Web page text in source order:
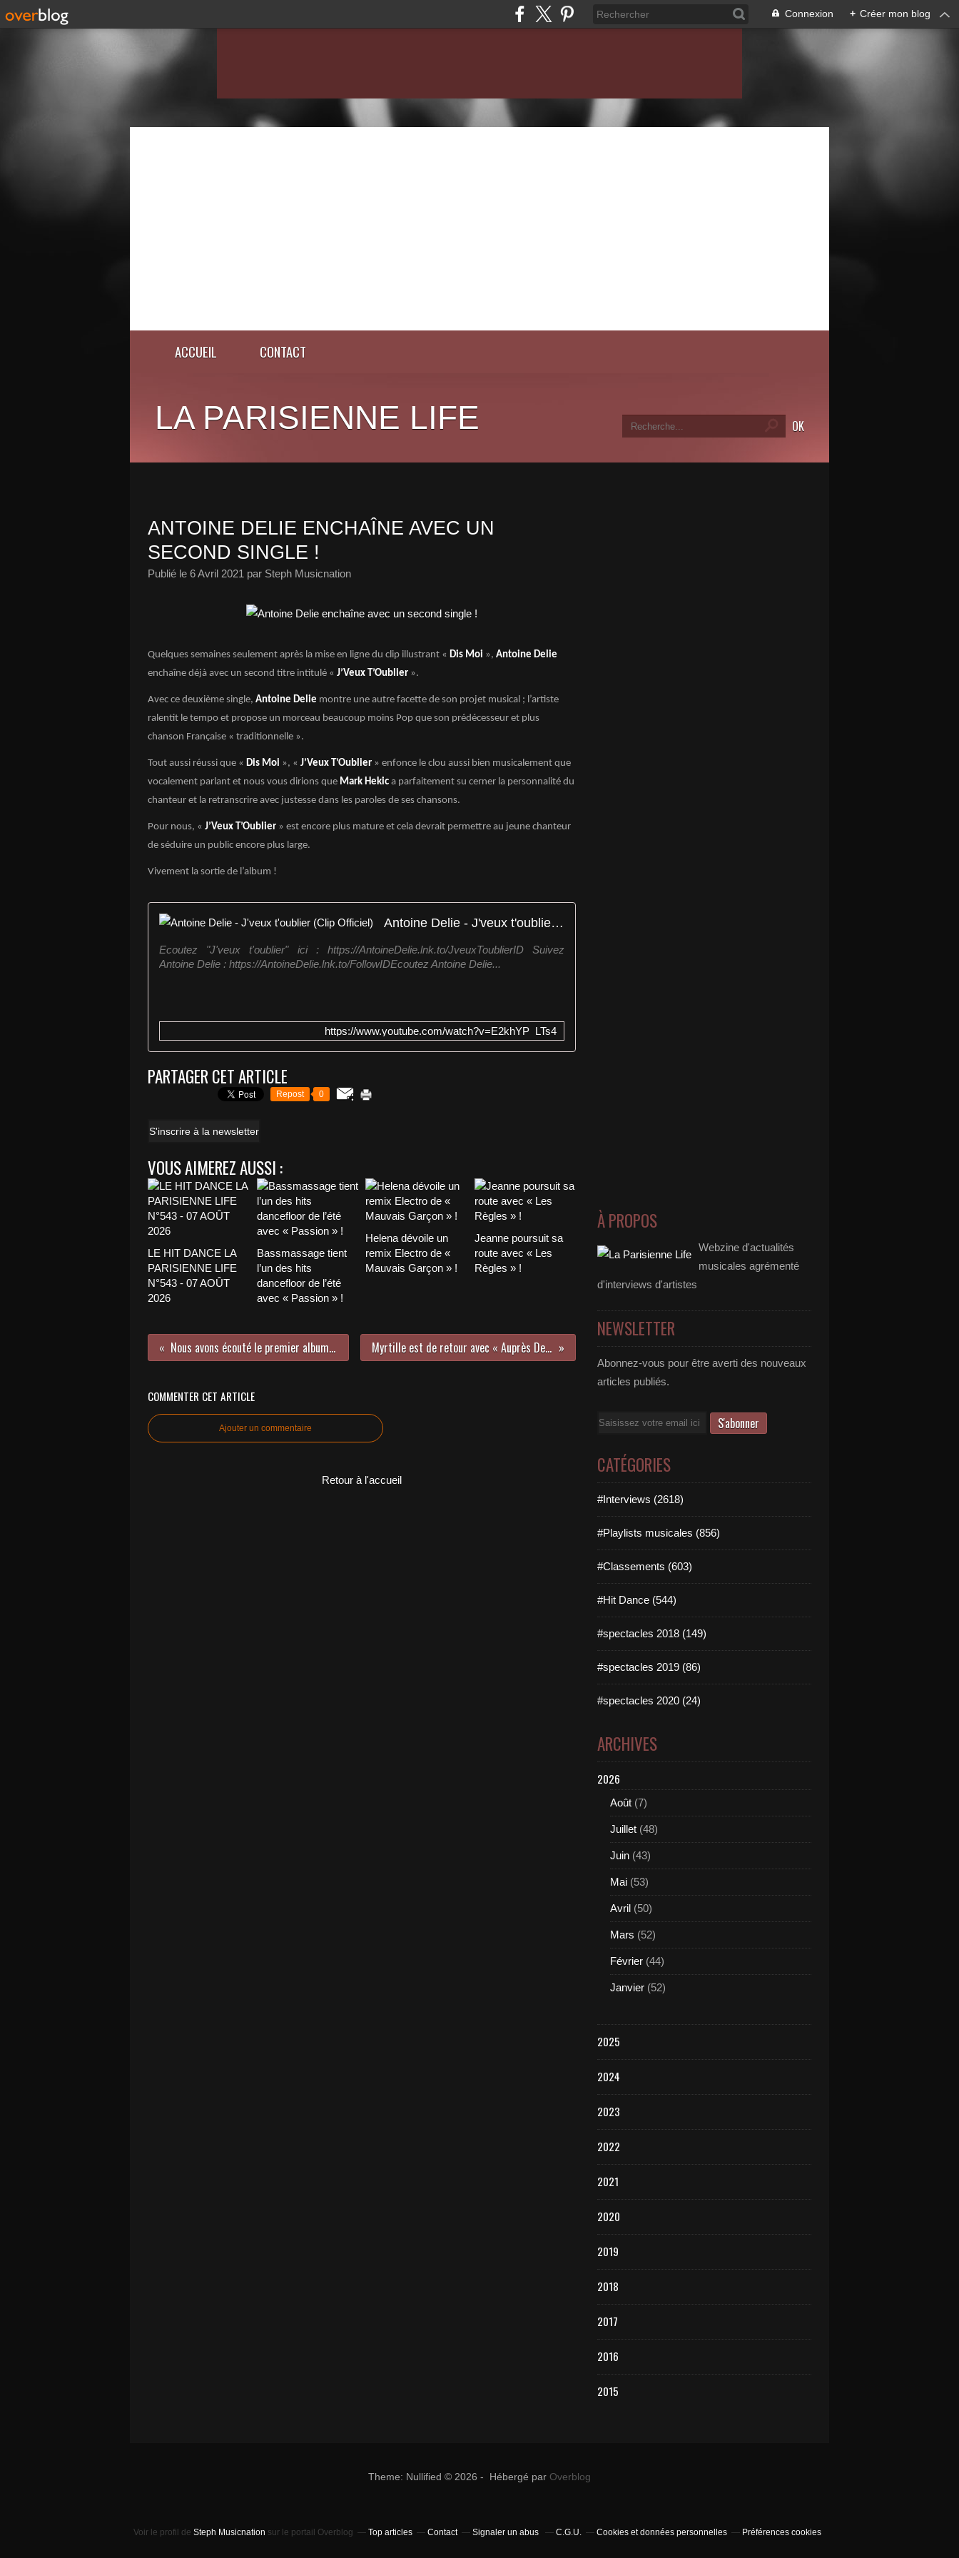
Connexion + Créer mon blog
ACCUEIL CONTACT
LA PARISIENNE LIFE
ANTOINE DELIE ENCHAÎNE AVEC UN
SECOND SINGLE !
Publié le 6 Avril 2021 par Steph Musicnation
Quelques semaines seulement après la mise en ligne du clip illustrant « Dis Moi », Antoine Delie
enchaîne déjà avec un second titre intitulé « J’Veux T’Oublier ».
Avec ce deuxième single, Antoine Delie montre une autre facette de son projet musical ; l’artiste
ralentit le tempo et propose un morceau beaucoup moins Pop que son prédécesseur et plus
chanson Française « traditionnelle ».
Tout aussi réussi que « Dis Moi », « J’Veux T’Oublier » enfonce le clou aussi bien musicalement que
vocalement parlant et nous vous dirions que Mark Hekic a parfaitement su cerner la personnalité du
chanteur et la retranscrire avec justesse dans les paroles de ses chansons.
Pour nous, « J’Veux T’Oublier » est encore plus mature et cela devrait permettre au jeune chanteur
de séduire un public encore plus large.
Vivement la sortie de l’album !
Antoine Delie - J'veux t'oublier (Clip Officiel)
Ecoutez "J'veux t'oublier" ici : https://AntoineDelie.lnk.to/JveuxToublierID Suivez
Antoine Delie : https://AntoineDelie.lnk.to/FollowIDEcoutez Antoine Delie...
https://www.youtube.com/watch?v=E2khYP_LTs4
PARTAGER CET ARTICLE
Repost 0
S'inscrire à la newsletter
VOUS AIMEREZ AUSSI :
LE HIT DANCE LA
PARISIENNE LIFE
N°543 - 07 AOÛT
2026
Bassmassage tient
l’un des hits
dancefloor de l’été
avec « Passion » !
Helena dévoile un
remix Electro de «
Mauvais Garçon » !
Jeanne poursuit sa
route avec « Les
Règles » !
Nous avons écouté le premier album solo de Fitz ! Myrtille est de retour avec « Auprès De Mon Arbre » !
COMMENTER CET ARTICLE
Ajouter un commentaire
Retour à l'accueil
À PROPOS
Webzine d'actualités
musicales agrémenté
d'interviews d'artistes
NEWSLETTER
Abonnez-vous pour être averti des nouveaux
articles publiés.
Email
CATÉGORIES
#Interviews (2618)
#Playlists musicales (856)
#Classements (603)
#Hit Dance (544)
#spectacles 2018 (149)
#spectacles 2019 (86)
#spectacles 2020 (24)
ARCHIVES
2026
Août (7)
Juillet (48)
Juin (43)
Mai (53)
Avril (50)
Mars (52)
Février (44)
Janvier (52)
2025
2024
2023
2022
2021
2020
2019
2018
2017
2016
2015
Theme: Nullified © 2026 - Hébergé par Overblog
Voir le profil de Steph Musicnation sur le portail Overblog Top articles Contact Signaler un abus C.G.U. Cookies et données personnelles Préférences cookies